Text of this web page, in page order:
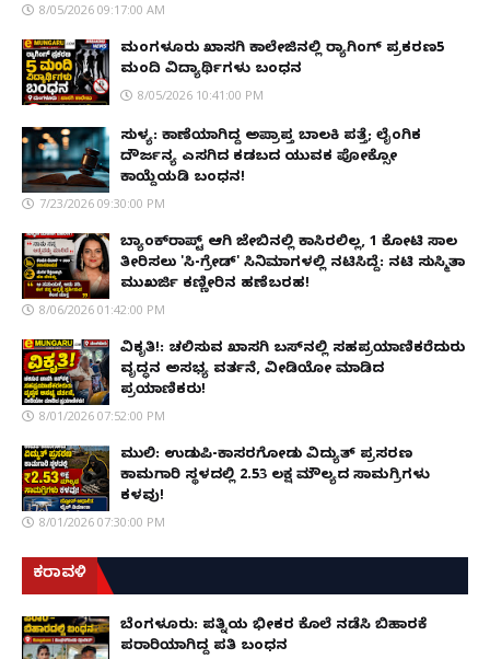
8/05/2026 09:17:00 AM
ಮಂಗಳೂರು ಖಾಸಗಿ ಕಾಲೇಜಿನಲ್ಲಿ ರ‌್ಯಾಗಿಂಗ್ ಪ್ರಕರಣ5
ಮಂದಿ ವಿದ್ಯಾರ್ಥಿಗಳು ಬಂಧನ
8/05/2026 10:41:00 PM
ಸುಳ್ಯ: ಕಾಣೆಯಾಗಿದ್ದ ಅಪ್ರಾಪ್ತ ಬಾಲಕಿ ಪತ್ತೆ; ಲೈಂಗಿಕ
ದೌರ್ಜನ್ಯ ಎಸಗಿದ ಕಡಬದ ಯುವಕ ಪೋಕ್ಸೋ
ಕಾಯ್ದೆಯಡಿ ಬಂಧನ!
7/23/2026 09:30:00 PM
ಬ್ಯಾಂಕ್‌ರಾಪ್ಟ್‌ ಆಗಿ ಜೇಬಿನಲ್ಲಿ ಕಾಸಿರಲಿಲ್ಲ, ₹1 ಕೋಟಿ ಸಾಲ
ತೀರಿಸಲು 'ಸಿ-ಗ್ರೇಡ್' ಸಿನಿಮಾಗಳಲ್ಲಿ ನಟಿಸಿದ್ದೆ: ನಟಿ ಸುಸ್ಮಿತಾ
ಮುಖರ್ಜಿ ಕಣ್ಣೀರಿನ ಹಣೆಬರಹ!
8/06/2026 01:42:00 PM
ವಿಕೃತಿ!: ಚಲಿಸುವ ಖಾಸಗಿ ಬಸ್‌ನಲ್ಲಿ ಸಹಪ್ರಯಾಣಿಕರೆದುರು
ವೃದ್ಧನ ಅಸಭ್ಯ ವರ್ತನೆ, ವೀಡಿಯೋ ಮಾಡಿದ
ಪ್ರಯಾಣಿಕರು!
8/01/2026 07:52:00 PM
ಮುಲ್ಕಿ: ಉಡುಪಿ-ಕಾಸರಗೋಡು ವಿದ್ಯುತ್ ಪ್ರಸರಣ
ಕಾಮಗಾರಿ ಸ್ಥಳದಲ್ಲಿ ₹2.53 ಲಕ್ಷ ಮೌಲ್ಯದ ಸಾಮಗ್ರಿಗಳು
ಕಳವು!
8/01/2026 07:30:00 PM
ಕರಾವಳಿ
ಬೆಂಗಳೂರು: ಪತ್ನಿಯ ಭೀಕರ ಕೊಲೆ ನಡೆಸಿ ಬಿಹಾರಕ್ಕೆ
ಪರಾರಿಯಾಗಿದ್ದ ಪತಿ ಬಂಧನ